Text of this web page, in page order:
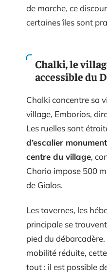
de marche, ce
certaines îles sont
Chalki, le
accessible du
Chalki concentre sa
village, Emborios,
Les ruelles sont
d’escalier
centre du village,
Chorio impose 500
de Gialos.
Les tavernes, les
principale se
pied du
mobilité réduite,
tout : il est possible